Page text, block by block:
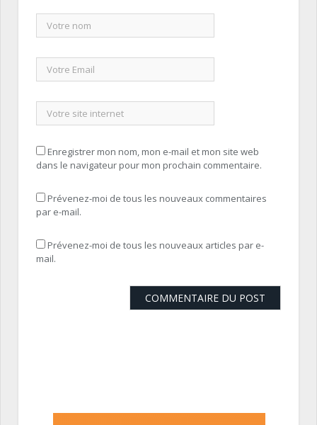
Enregistrer mon nom, mon e-mail et mon site web
dans le navigateur pour mon prochain commentaire.
Prévenez-moi de tous les nouveaux commentaires
par e-mail.
Prévenez-moi de tous les nouveaux articles par e-
mail.